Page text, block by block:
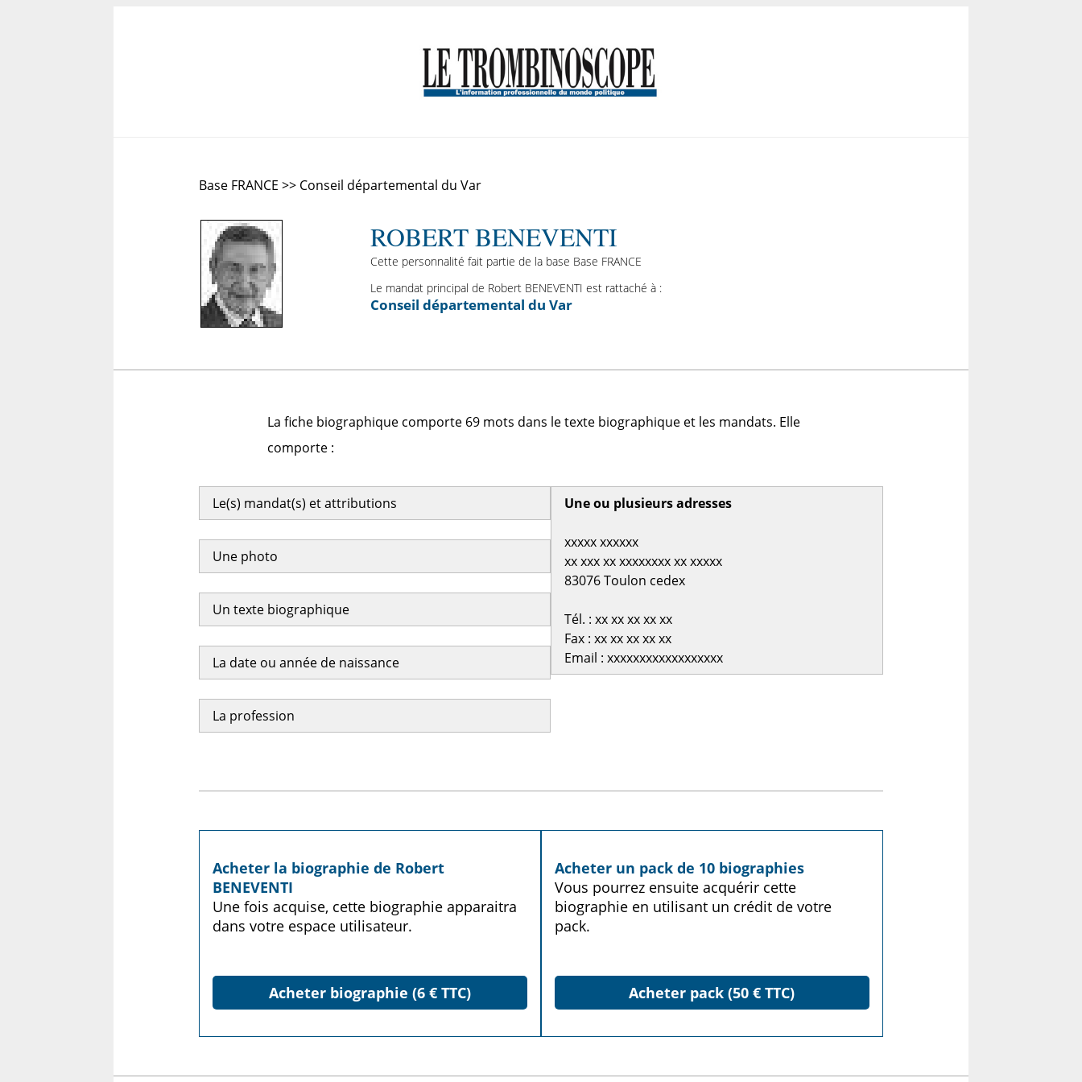
Base FRANCE >> Conseil départemental du Var
ROBERT BENEVENTI
Cette personnalité fait partie de la base Base FRANCE
Le mandat principal de Robert BENEVENTI est rattaché à :
Conseil départemental du Var
La fiche biographique comporte 69 mots dans le texte biographique et les mandats. Elle
comporte :
Le(s) mandat(s) et attributions
Une photo
Un texte biographique
La date ou année de naissance
La profession
Une ou plusieurs adresses
xxxxx xxxxxx
xx xxx xx xxxxxxxx xx xxxxx
83076 Toulon cedex
Tél. : xx xx xx xx xx
Fax : xx xx xx xx xx
Email : xxxxxxxxxxxxxxxxxx
Acheter la biographie de Robert
BENEVENTI
Une fois acquise, cette biographie apparaitra
dans votre espace utilisateur.
Acheter biographie (6 € TTC)
Acheter un pack de 10 biographies
Vous pourrez ensuite acquérir cette
biographie en utilisant un crédit de votre
pack.
Acheter pack (50 € TTC)